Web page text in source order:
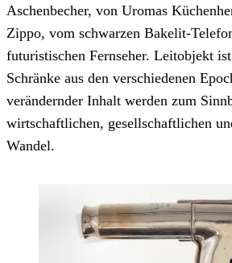
Aschenbecher, von Uromas
Zippo, vom schwarzen Bakelit-
futuristischen Fernseher. Leitobjekt
Schränke aus den verschiedenen
verändernder Inhalt werden zum
wirtschaftlichen, gesellschaftlichen
Wandel.